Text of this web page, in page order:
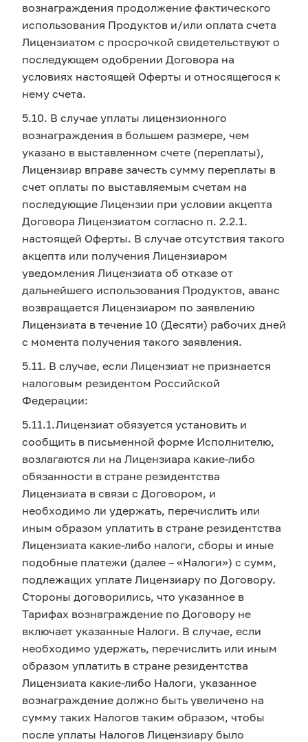
вознаграждения продолжение фактического
использования Продуктов и/или оплата счета
Лицензиатом с просрочкой свидетельствуют о
последующем одобрении Договора на
условиях настоящей Оферты и относящегося к
нему счета.
5.10. В случае уплаты лицензионного
вознаграждения в большем размере, чем
указано в выставленном счете (переплаты),
Лицензиар вправе зачесть сумму переплаты в
счет оплаты по выставляемым счетам на
последующие Лицензии при условии акцепта
Договора Лицензиатом согласно п. 2.2.1.
настоящей Оферты. В случае отсутствия такого
акцепта или получения Лицензиаром
уведомления Лицензиата об отказе от
дальнейшего использования Продуктов, аванс
возвращается Лицензиаром по заявлению
Лицензиата в течение 10 (Десяти) рабочих дней
с момента получения такого заявления.
5.11. В случае, если Лицензиат не признается
налоговым резидентом Российской
Федерации:
5.11.1.Лицензиат обязуется установить и
сообщить в письменной форме Исполнителю,
возлагаются ли на Лицензиара какие-либо
обязанности в стране резидентства
Лицензиата в связи с Договором, и
необходимо ли удержать, перечислить или
иным образом уплатить в стране резидентства
Лицензиата какие-либо налоги, сборы и иные
подобные платежи (далее – «Налоги») с сумм,
подлежащих уплате Лицензиару по Договору.
Стороны договорились, что указанное в
Тарифах вознаграждение по Договору не
включает указанные Налоги. В случае, если
необходимо удержать, перечислить или иным
образом уплатить в стране резидентства
Лицензиата какие-либо Налоги, указанное
вознаграждение должно быть увеличено на
сумму таких Налогов таким образом, чтобы
после уплаты Налогов Лицензиару было